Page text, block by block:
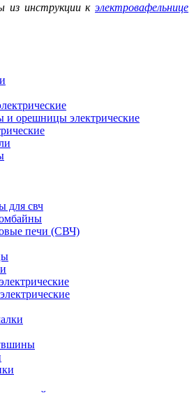
из инструкции к электровафельнице
и орешницы электрические
для свч
печи (СВЧ)